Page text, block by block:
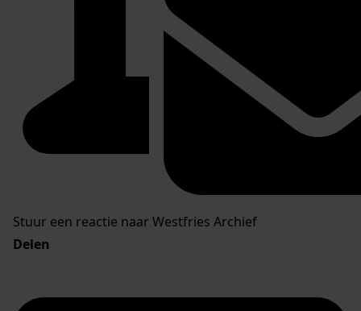
Stuur een reactie naar Westfries Archief
Delen